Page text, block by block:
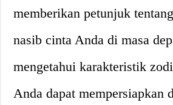
memberikan petunjuk
nasib cinta Anda di masa
mengetahui karakteristik
Anda dapat mempersiapkan